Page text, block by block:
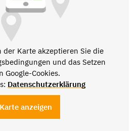
der Karte akzeptieren Sie die
und das Setzen
Google-Cookies.
Datenschutzerklärung
Karte anzeigen